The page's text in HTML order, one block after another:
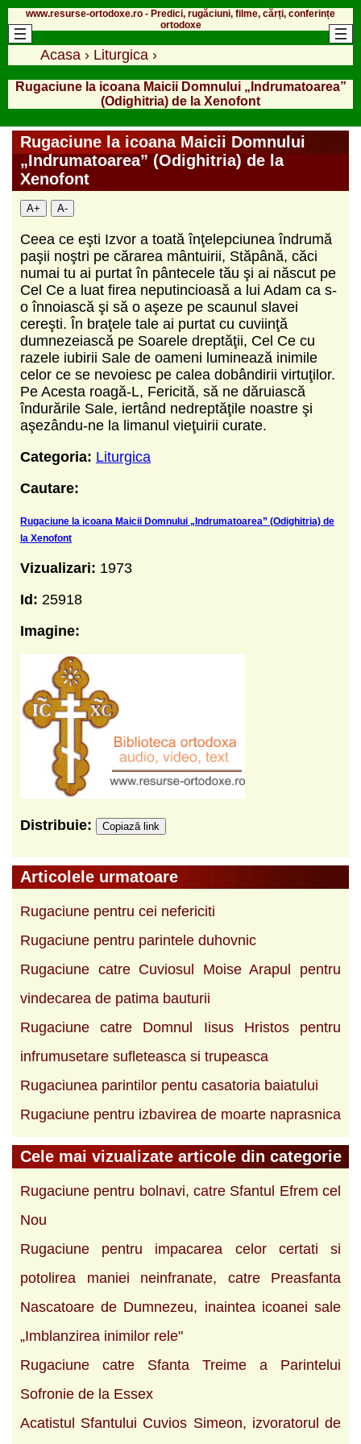
www.resurse-ortodoxe.ro - Predici, rugăciuni, filme, cărți, conferințe
ortodoxe
Acasa › Liturgica ›
Rugaciune la icoana Maicii Domnului „Indrumatoarea”
(Odighitria) de la Xenofont
Rugaciune la icoana Maicii Domnului
„Indrumatoarea” (Odighitria) de la
Xenofont
A+ A-
Ceea ce eşti Izvor a toată înţelepciunea îndrumă
paşii noştri pe cărarea mântuirii, Stăpână, căci
numai tu ai purtat în pântecele tău şi ai născut pe
Cel Ce a luat firea neputincioasă a lui Adam ca s-
o înnoiască şi să o aşeze pe scaunul slavei
cereşti. În braţele tale ai purtat cu cuviinţă
dumnezeiască pe Soarele dreptăţii, Cel Ce cu
razele iubirii Sale de oameni luminează inimile
celor ce se nevoiesc pe calea dobândirii virtuţilor.
Pe Acesta roagă-L, Fericită, să ne dăruiască
îndurările Sale, iertând nedreptăţile noastre şi
aşezându-ne la limanul vieţuirii curate.
Categoria: Liturgica
Cautare:
Rugaciune la icoana Maicii Domnului „Indrumatoarea” (Odighitria) de
la Xenofont
Vizualizari: 1973
Id: 25918
Imagine:
Distribuie: Copiază link
Articolele urmatoare
Rugaciune pentru cei nefericiti
Rugaciune pentru parintele duhovnic
Rugaciune catre Cuviosul Moise Arapul pentru
vindecarea de patima bauturii
Rugaciune catre Domnul Iisus Hristos pentru
infrumusetare sufleteasca si trupeasca
Rugaciunea parintilor pentu casatoria baiatului
Rugaciune pentru izbavirea de moarte naprasnica
Cele mai vizualizate articole din categorie
Rugaciune pentru bolnavi, catre Sfantul Efrem cel
Nou
Rugaciune pentru impacarea celor certati si
potolirea maniei neinfranate, catre Preasfanta
Nascatoare de Dumnezeu, inaintea icoanei sale
„Imblanzirea inimilor rele"
Rugaciune catre Sfanta Treime a Parintelui
Sofronie de la Essex
Acatistul Sfantului Cuvios Simeon, izvoratorul de